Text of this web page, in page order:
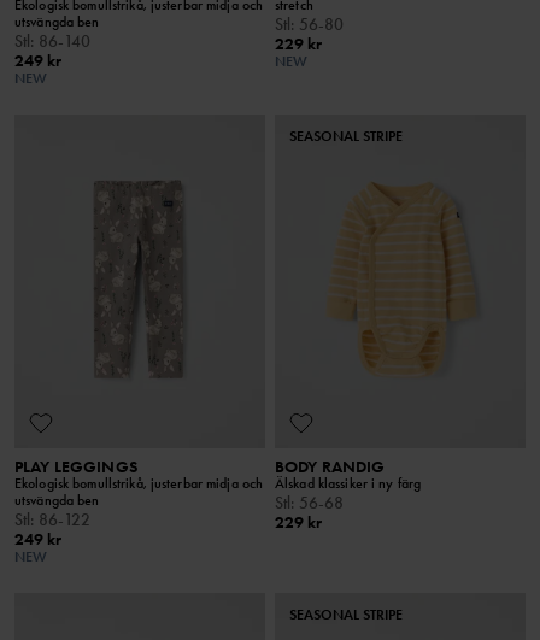
Ekologisk bomullstrikå, justerbar midja och
utsvängda ben
Stl: 86-140
249 kr
NEW
stretch
Stl: 56-80
229 kr
NEW
PLAY LEGGINGS
Ekologisk bomullstrikå, justerbar midja och
utsvängda ben
Stl : 86-122
249 kr
NEW
SEASONAL STRIPE
BODY RANDIG
Älskad klassiker i ny färg
Stl : 56-68
229 kr
SEASONAL STRIPE